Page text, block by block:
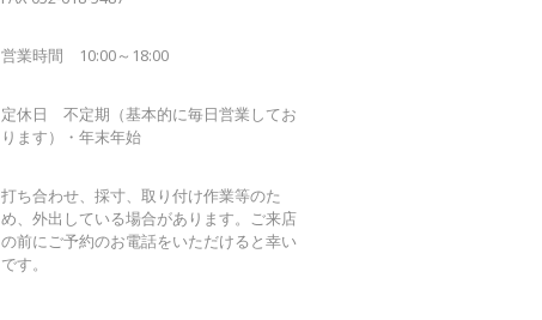
営業時間 10:00～18:00
定休日 不定期（基本的に毎日営業してお
ります）・年末年始
打ち合わせ、採寸、取り付け作業等のた
め、外出している場合があります。ご来店
の前にご予約のお電話をいただけると幸い
です。